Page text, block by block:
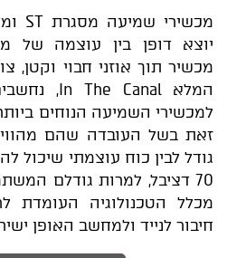
יוצא דופן בין עוצמה של
למכשירי השמיעה הנוחים
זאת בשל העובדה שהם מהווים
70 דציבל, למרות גודלם
מכלל הטכנולוגיה העומדת
חיבור לנייד ולמחשב האופן